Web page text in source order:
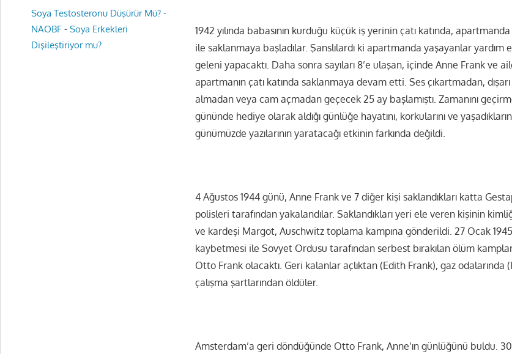
1942 yılında babasının kurduğu küçük iş yerinin çatı katında,
ile saklanmaya başladılar. Şanslılardı ki apartmanda yaşayanlar
geleni yapacaktı. Daha sonra sayıları 8’e ulaşan, içinde Anne Frank ve
apartmanın çatı katında saklanmaya devam etti. Ses çıkartmadan,
almadan veya cam açmadan geçecek 25 ay başlamıştı. Zamanını
gününde hediye olarak aldığı günlüğe hayatını, korkularını ve
günümüzde yazılarının yaratacağı etkinin farkında değildi.
4 Ağustos 1944 günü, Anne Frank ve 7 diğer kişi saklandıkları katta
polisleri tarafından yakalandılar. Saklandıkları yeri ele veren kişinin
ve kardeşi Margot, Auschwitz toplama kampına gönderildi. 27 Ocak
kaybetmesi ile Sovyet Ordusu tarafından serbest bırakılan ölüm
Otto Frank olacaktı. Geri kalanlar açlıktan (Edith Frank), gaz odalarında
çalışma şartlarından öldüler.
Amsterdam’a geri döndüğünde Otto Frank, Anne’ın günlüğünü buldu.
Soya Testosteronu Düşürür Mü? -
NAOBF- Soya Erkekleri
Dişileştiriyor mu?